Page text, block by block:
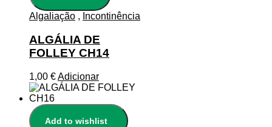
Algaliação , Incontinência
ALGÁLIA DE
FOLLEY CH14
1,00 €Adicionar
Add to wishlist